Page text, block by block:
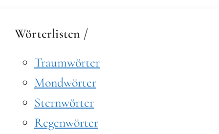
Wörterlisten /
Traumwörter
Mondwörter
Sternwörter
Regenwörter